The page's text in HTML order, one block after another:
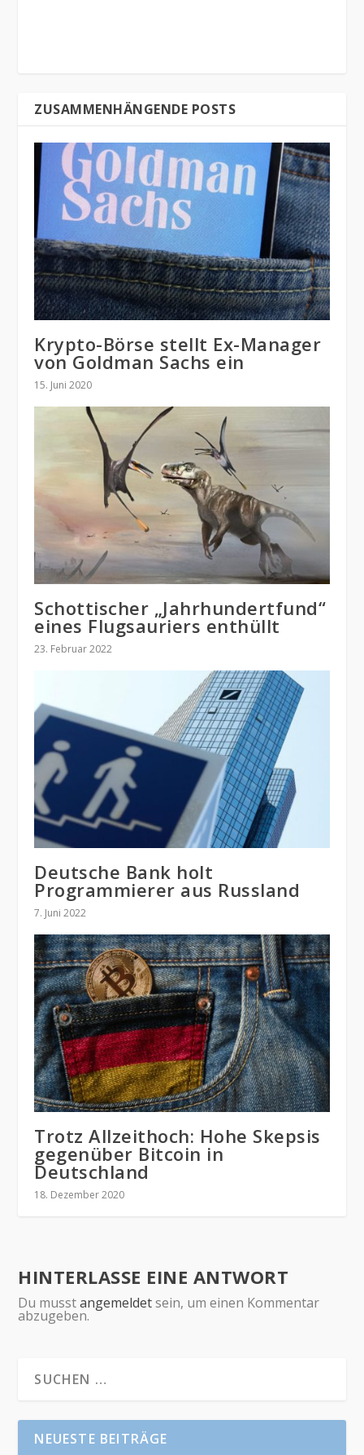
ZUSAMMENHÄNGENDE POSTS
Krypto-Börse stellt Ex-Manager
von Goldman Sachs ein
15. Juni 2020
Schottischer „Jahrhundertfund“
eines Flugsauriers enthüllt
23. Februar 2022
Deutsche Bank holt
Programmierer aus Russland
7. Juni 2022
Trotz Allzeithoch: Hohe Skepsis
gegenüber Bitcoin in
Deutschland
18. Dezember 2020
HINTERLASSE EINE ANTWORT
Du musstangemeldetsein, um einen Kommentar
abzugeben.
NEUESTE BEITRÄGE